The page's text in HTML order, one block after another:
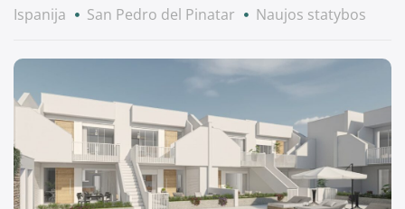
Ispanija San Pedro del Pinatar Naujos statybos